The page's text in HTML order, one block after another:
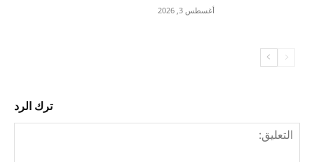
أغسطس 3, 2026
ترك الرد